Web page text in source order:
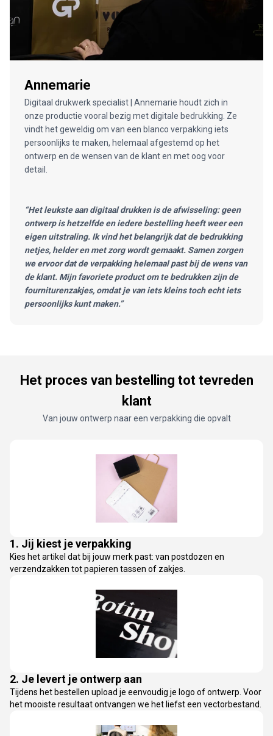
Annemarie
Digitaal drukwerk specialist | Annemarie houdt zich in
onze productie vooral bezig met digitale bedrukking. Ze
vindt het geweldig om van een blanco verpakking iets
persoonlijks te maken, helemaal afgestemd op het
ontwerp en de wensen van de klant en met oog voor
detail.
“Het leukste aan digitaal drukken is de afwisseling: geen
ontwerp is hetzelfde en iedere bestelling heeft weer een
eigen uitstraling. Ik vind het belangrijk dat de bedrukking
netjes, helder en met zorg wordt gemaakt. Samen zorgen
we ervoor dat de verpakking helemaal past bij de wens van
de klant. Mijn favoriete product om te bedrukken zijn de
fourniturenzakjes, omdat je van iets kleins toch echt iets
persoonlijks kunt maken.”
Het proces van bestelling tot tevreden
klant
Van jouw ontwerp naar een verpakking die opvalt
1. Jij kiest je verpakking
Kies het artikel dat bij jouw merk past: van postdozen en
verzendzakken tot papieren tassen of zakjes.
2. Je levert je ontwerp aan
Tijdens het bestellen upload je eenvoudig je logo of ontwerp. Voor
het mooiste resultaat ontvangen we het liefst een vectorbestand.